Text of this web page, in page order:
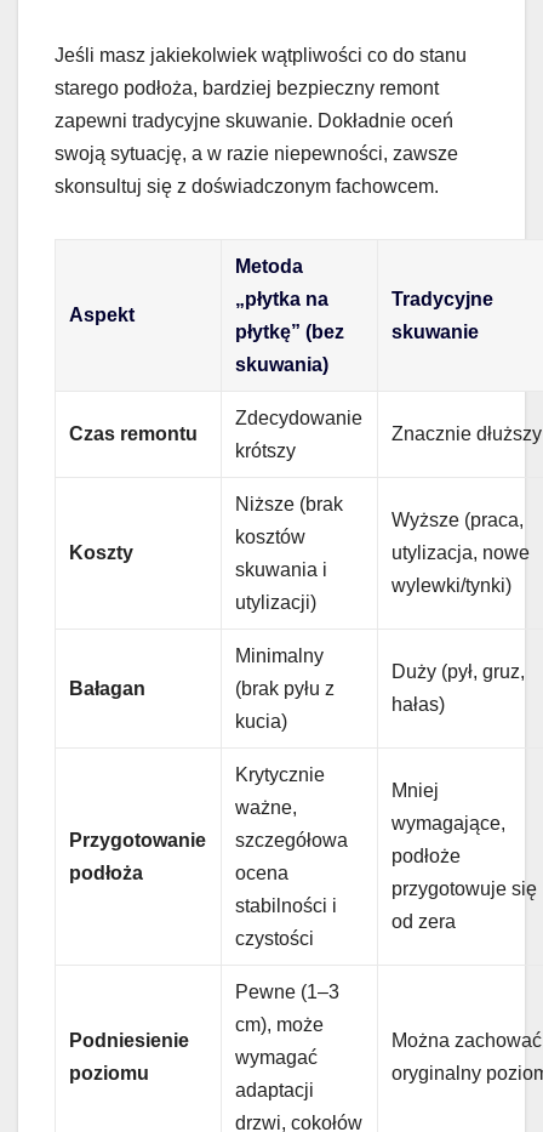
Jeśli masz jakiekolwiek wątpliwości co do stanu
starego podłoża, bardziej bezpieczny remont
zapewni tradycyjne skuwanie. Dokładnie oceń
swoją sytuację, a w razie niepewności, zawsze
skonsultuj się z doświadczonym fachowcem.
Aspekt
Metoda
„płytka na
płytkę” (bez
skuwania)
Tradycyjne
skuwanie
Czas remontu
Zdecydowanie
krótszy
Znacznie dłuższy
Koszty
Niższe (brak
kosztów
skuwania i
utylizacji)
Wyższe (praca,
utylizacja, nowe
wylewki/tynki)
Bałagan
Minimalny
(brak pyłu z
kucia)
Duży (pył, gruz,
hałas)
Przygotowanie
podłoża
Krytycznie
ważne,
szczegółowa
ocena
stabilności i
czystości
Mniej
wymagające,
podłoże
przygotowuje się
od zera
Podniesienie
poziomu
Pewne (1–3
cm), może
wymagać
adaptacji
drzwi, cokołów
Można zachować
oryginalny